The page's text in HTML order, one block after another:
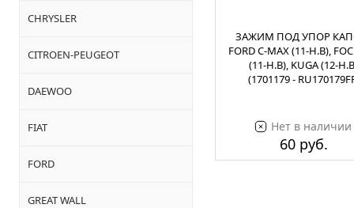
CHRYSLER
CITROEN-PEUGEOT
DAEWOO
FIAT
FORD
GREAT WALL
ЗАЖИМ ПОД УПОР
FORD C-MAX (11-Н.В),
(11-Н.В), KUGA (12-
(1701179 -
Нет в наличии
60 руб.